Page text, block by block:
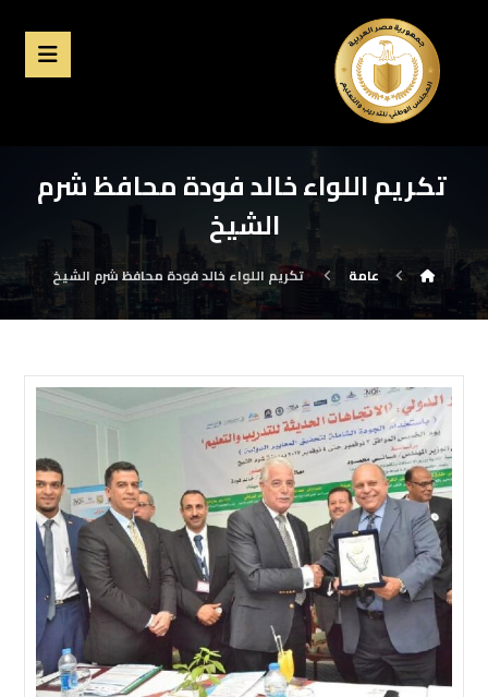
‏ تكريم اللواء خالد فودة محافظ شرم
الشيخ
عامة ‏ تكريم اللواء خالد فودة محافظ شرم الشيخ